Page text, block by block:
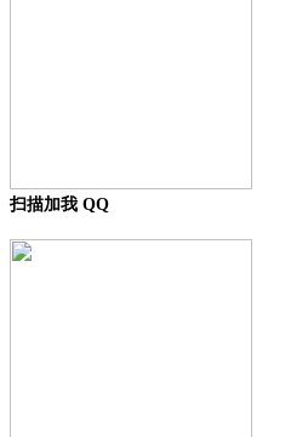
扫描加我 QQ